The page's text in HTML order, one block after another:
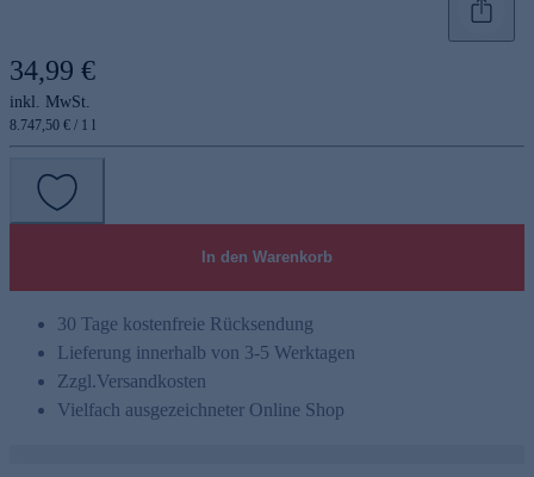
34,99 €
inkl. MwSt.
8.747,50 € / 1 l
In den Warenkorb
30 Tage kostenfreie Rücksendung
Lieferung innerhalb von 3-5 Werktagen
Zzgl.Versandkosten
Vielfach ausgezeichneter Online Shop